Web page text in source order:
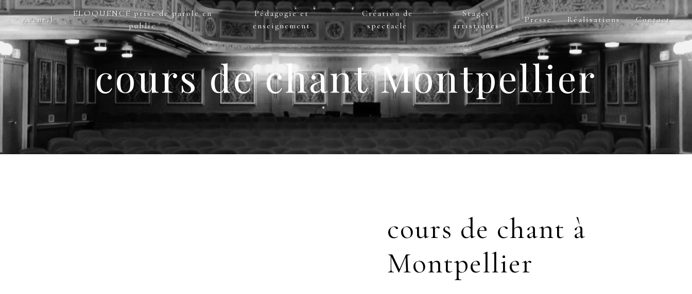
Panneau de gestion des cookies
Accueil
ELOQUENCE prise de parole en
public
Pédagogie et
enseignement
Création de
spectacle
Stages
artistiques
Presse Réalisations Contact
cours de chant Montpellier
cours de chant à
Montpellier